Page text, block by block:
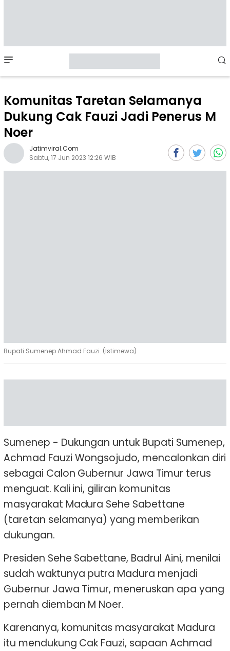
Menu
Komunitas Taretan Selamanya
Dukung Cak Fauzi Jadi Penerus M
Noer
Jatimviral.com
Sabtu, 17 Jun 2023 12:26 WIB
Bupati Sumenep Ahmad Fauzi. (Istimewa)
Sumenep - Dukungan untuk Bupati Sumenep,
Achmad Fauzi Wongsojudo, mencalonkan diri
sebagai Calon Gubernur Jawa Timur terus
menguat. Kali ini, giliran komunitas
masyarakat Madura Sehe Sabettane
(taretan selamanya) yang memberikan
dukungan.
Presiden Sehe Sabettane, Badrul Aini, menilai
sudah waktunya putra Madura menjadi
Gubernur Jawa Timur, meneruskan apa yang
pernah diemban M Noer.
Karenanya, komunitas masyarakat Madura
itu mendukung Cak Fauzi, sapaan Achmad